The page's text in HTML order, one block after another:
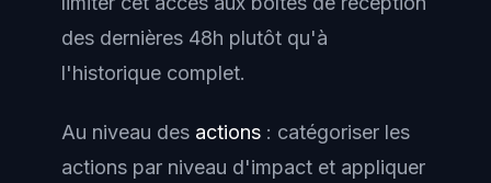
des dernières 48h plutôt qu'à
l'historique complet.
Au niveau des actions : catégoriser les
actions par niveau d'impact et appliquer